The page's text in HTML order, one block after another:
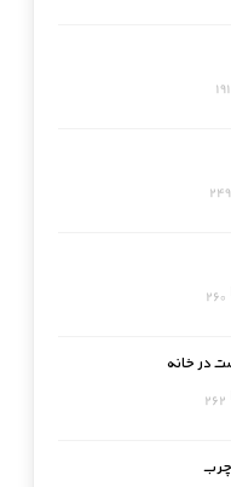
191
249
260
در خانه
262
چرب